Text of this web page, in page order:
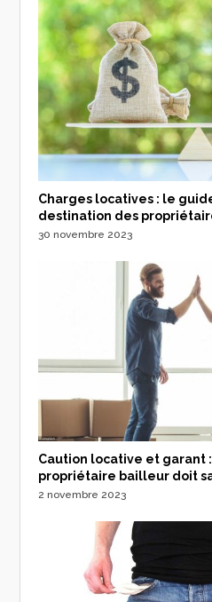
Charges locatives : le
destination des
30 novembre 2023
Caution locative et garant :
propriétaire bailleur doit
2 novembre 2023